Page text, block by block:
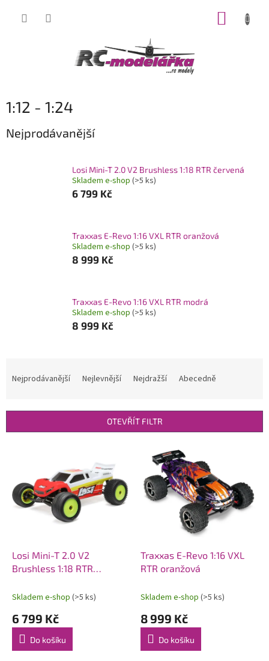
1:12 - 1:24
Nejprodávanější
Losi Mini-T 2.0 V2 Brushless 1:18 RTR červená
Skladem e-shop (>5 ks)
6 799 Kč
Traxxas E-Revo 1:16 VXL RTR oranžová
Skladem e-shop (>5 ks)
8 999 Kč
Traxxas E-Revo 1:16 VXL RTR modrá
Skladem e-shop (>5 ks)
8 999 Kč
í
Nejprodávanější Nejlevnější Nejdražší Abecedně
OTEVŘÍT FILTR
Losi Mini-T 2.0 V2
Brushless 1:18 RTR
Skladem e-shop (>5 ks)
6 799 Kč
Do košíku
Traxxas E-Revo 1:16 VXL
RTR oranžová
Skladem e-shop (>5 ks)
8 999 Kč
Do košíku